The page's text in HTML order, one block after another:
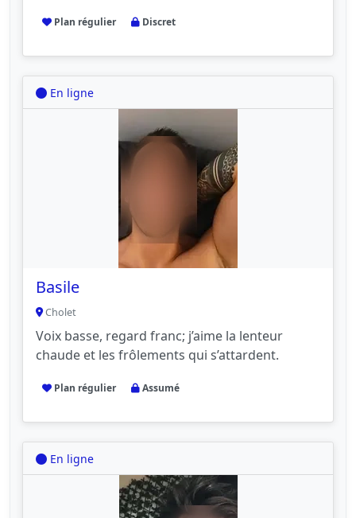
Plan régulier Discret
En ligne
Basile
Cholet
Voix basse, regard franc; j’aime la lenteur
chaude et les frôlements qui s’attardent.
Plan régulier Assumé
En ligne